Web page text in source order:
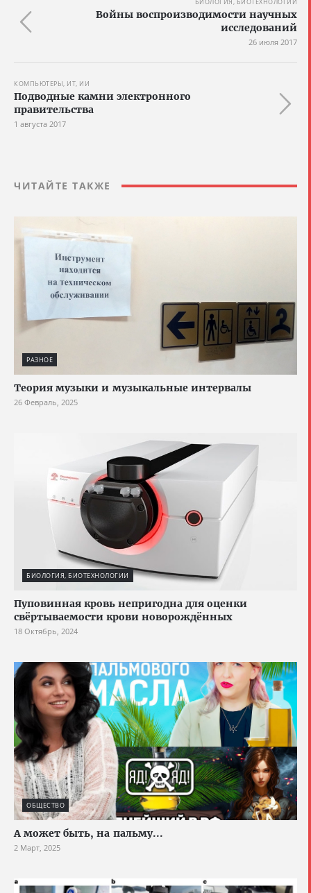
Войны воспроизводимости научных
исследований
26 июля 2017
КОМПЬЮТЕРЫ, ИТ, ИИ
Подводные камни электронного
правительства
1 августа 2017
ЧИТАЙТЕ ТАКЖЕ
РАЗНОЕ
Теория музыки и музыкальные интервалы
26 Февраль, 2025
БИОЛОГИЯ, БИОТЕХНОЛОГИИ
Пуповинная кровь непригодна для оценки
свёртываемости крови новорождённых
18 Октябрь, 2024
ОБЩЕСТВО
А может быть, на пальму...
2 Март, 2025